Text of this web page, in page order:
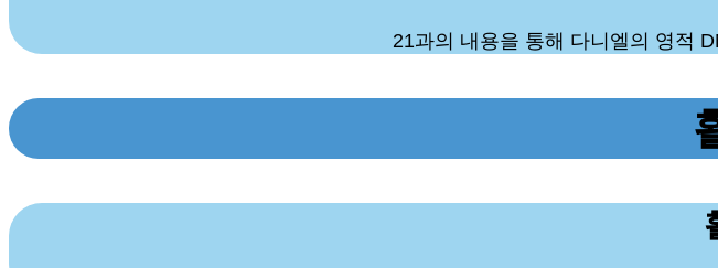
21과의 내용을 통해 다니엘의 영적